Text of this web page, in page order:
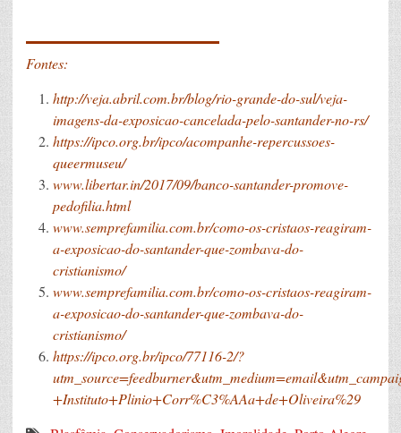
Fontes:
http://veja.abril.com.br/blog/rio-grande-do-sul/veja-
imagens-da-exposicao-cancelada-pelo-santander-no-rs/
https://ipco.org.br/ipco/acompanhe-repercussoes-
queermuseu/
www.libertar.in/2017/09/banco-santander-promove-
pedofilia.html
www.semprefamilia.com.br/como-os-cristaos-reagiram-
a-exposicao-do-santander-que-zombava-do-
cristianismo/
www.semprefamilia.com.br/como-os-cristaos-reagiram-
a-exposicao-do-santander-que-zombava-do-
cristianismo/
https://ipco.org.br/ipco/77116-2/?
+Instituto+Plinio+Corr%C3%AAa+de+Oliveira%29